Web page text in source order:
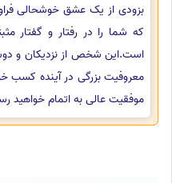
بزودی از یک عشق خوشحالی
که شما را در رفتار و گفتار
است.این شخص از نزدیکان و
معروفیت بزرگی در آینده کسب
موفقیت عالی به اتمام خواهید